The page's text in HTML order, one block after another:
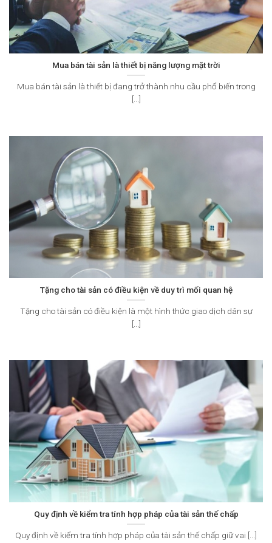
Mua bán tài sản là thiết bị năng lượng mặt trời
Mua bán tài sản là thiết bị đang trở thành nhu cầu phổ biến trong
[...]
Tặng cho tài sản có điều kiện về duy trì mối quan hệ
Tặng cho tài sản có điều kiện là một hình thức giao dịch dân sự
[...]
Quy định về kiểm tra tính hợp pháp của tài sản thế chấp
Quy định về kiểm tra tính hợp pháp của tài sản thế chấp giữ vai [...]